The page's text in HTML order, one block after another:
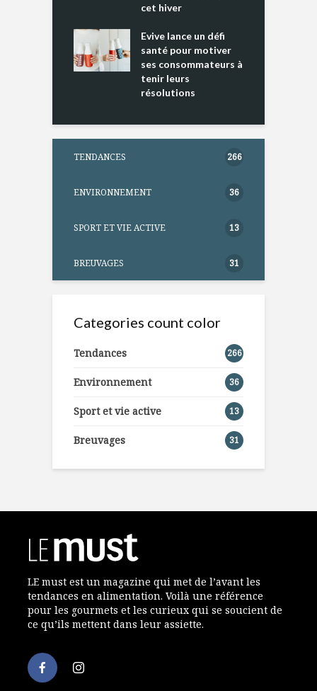
cet hiver
Evive lance un défi
santé pour motiver
ses consommateurs à
tenir leurs
résolutions
TENDANCES 266
ENVIRONNEMENT 36
SPORT ET VIE ACTIVE 13
BREUVAGES 31
Categories count color
Tendances 266
Environnement 36
Sport et vie active 13
Breuvages 31
LE must est un magazine qui met de l’avant les
tendances en alimentation. Voilà une référence
pour les gourmets et les curieux qui se soucient de
ce qu’ils mettent dans leur assiette.